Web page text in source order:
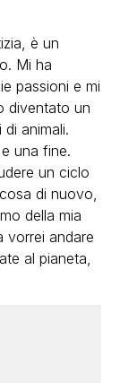
è un
Mi ha
passioni e mi
diventato un
animali.
una fine.
un ciclo
di nuovo,
della mia
vorrei andare
al pianeta,